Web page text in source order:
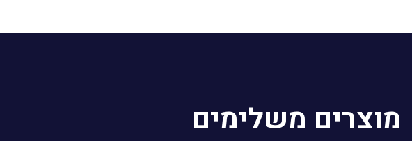
מוצרים משלימים